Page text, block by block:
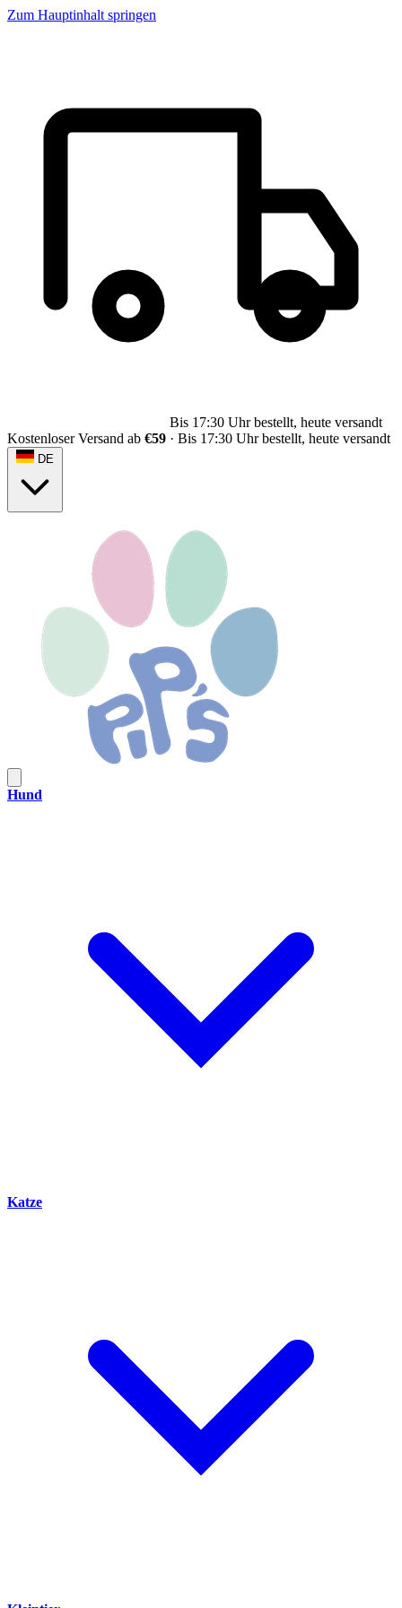
Zum Hauptinhalt springen
Bis 17:30 Uhr bestellt, heute versandt
Kostenloser Versand ab €59 · Bis 17:30 Uhr bestellt, heute versandt
DE
Hund
Katze